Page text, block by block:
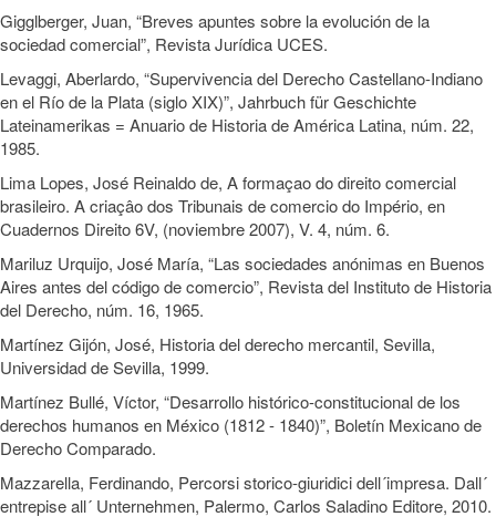
Gigglberger, Juan, “Breves apuntes sobre la evolución de la
sociedad comercial”, Revista Jurídica UCES.
Levaggi, Aberlardo, “Supervivencia del Derecho Castellano-Indiano
en el Río de la Plata (siglo XIX)”, Jahrbuch für Geschichte
Lateinamerikas = Anuario de Historia de América Latina, núm. 22,
1985.
Lima Lopes, José Reinaldo de, A formaçao do direito comercial
brasileiro. A criaçâo dos Tribunais de comercio do Império, en
Cuadernos Direito 6V, (noviembre 2007), V. 4, núm. 6.
Mariluz Urquijo, José María, “Las sociedades anónimas en Buenos
Aires antes del código de comercio”, Revista del Instituto de Historia
del Derecho, núm. 16, 1965.
Martínez Gijón, José, Historia del derecho mercantil, Sevilla,
Universidad de Sevilla, 1999.
Martínez Bullé, Víctor, “Desarrollo histórico-constitucional de los
derechos humanos en México (1812 - 1840)”, Boletín Mexicano de
Derecho Comparado.
Mazzarella, Ferdinando, Percorsi storico-giuridici dell´impresa. Dall´
entrepise all´ Unternehmen, Palermo, Carlos Saladino Editore, 2010.